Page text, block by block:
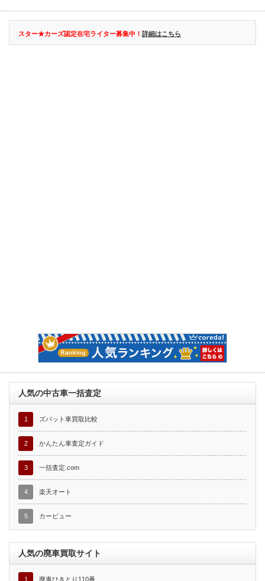
スター★カーズ認定在宅ライター募集中！ 詳細はこちら
人気の中古車一括査定
1 ズバット車買取比較
2 かんたん車査定ガイド
3 一括査定.com
4 楽天オート
5 カービュー
人気の廃車買取サイト
1 廃車ひきとり110番